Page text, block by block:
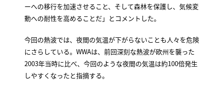
ーへの移行を加速させること、そして森林を保護し、気候変
動への耐性を高めることだ」とコメントした。
今回の熱波では、夜間の気温が下がらないことも人々を危険
にさらしている。WWAは、前回深刻な熱波が欧州を襲った
2003年当時に比べ、今回のような夜間の気温は約100倍発生
しやすくなったと指摘する。